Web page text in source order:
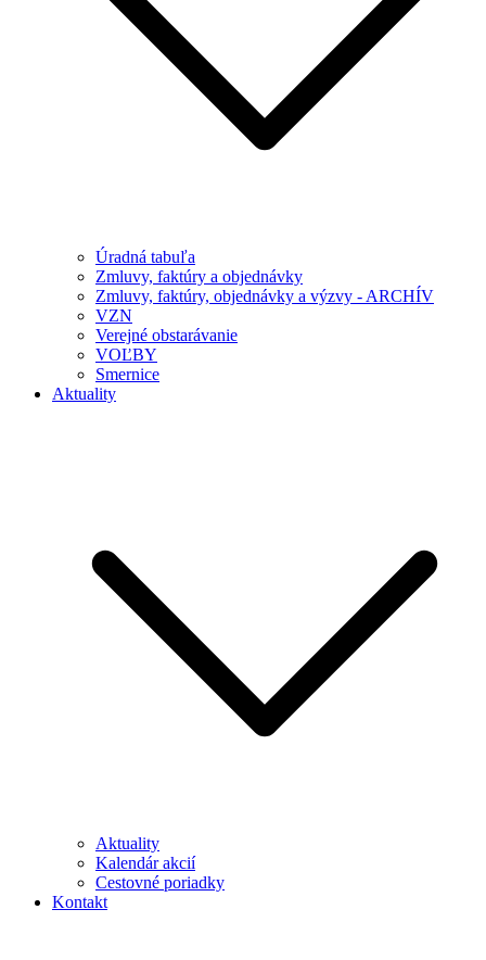
Úradná tabuľa
Zmluvy, faktúry a objednávky
Zmluvy, faktúry, objednávky a výzvy - ARCHÍV
VZN
Verejné obstarávanie
VOĽBY
Smernice
Aktuality
Aktuality
Kalendár akcií
Cestovné poriadky
Kontakt